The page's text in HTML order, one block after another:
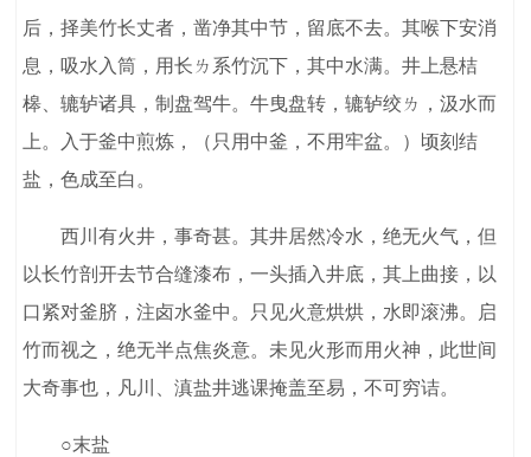
后，择美竹长丈者，凿净其中节，留底不去。其喉下安消
息，吸水入筒，用长ㄌ系竹沉下，其中水满。井上悬桔
槔、辘轳诸具，制盘驾牛。牛曳盘转，辘轳绞ㄌ，汲水而
上。入于釜中煎炼，（只用中釜，不用牢盆。）顷刻结
盐，色成至白。
西川有火井，事奇甚。其井居然冷水，绝无火气，但
以长竹剖开去节合缝漆布，一头插入井底，其上曲接，以
口紧对釜脐，注卤水釜中。只见火意烘烘，水即滚沸。启
竹而视之，绝无半点焦炎意。未见火形而用火神，此世间
大奇事也，凡川、滇盐井逃课掩盖至易，不可穷诘。
○末盐